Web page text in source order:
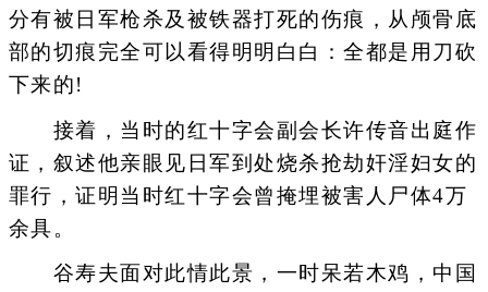
分有被日军枪杀及被铁器打死的伤痕，从颅骨底
部的切痕完全可以看得明明白白：全都是用刀砍
下来的!
接着，当时的红十字会副会长许传音出庭作
证，叙述他亲眼见日军到处烧杀抢劫奸淫妇女的
罪行，证明当时红十字会曾掩埋被害人尸体4万
余具。
谷寿夫面对此情此景，一时呆若木鸡，中国